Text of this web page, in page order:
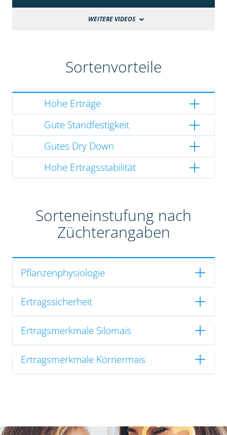
WEITERE VIDEOS
Sortenvorteile
Hohe Erträge
Gute Standfestigkeit
Gutes Dry Down
Hohe Ertragsstabilität
Sorteneinstufung nach
Züchterangaben
Pflanzenphysiologie
Ertragssicherheit
Ertragsmerkmale Silomais
Ertragsmerkmale Körnermais